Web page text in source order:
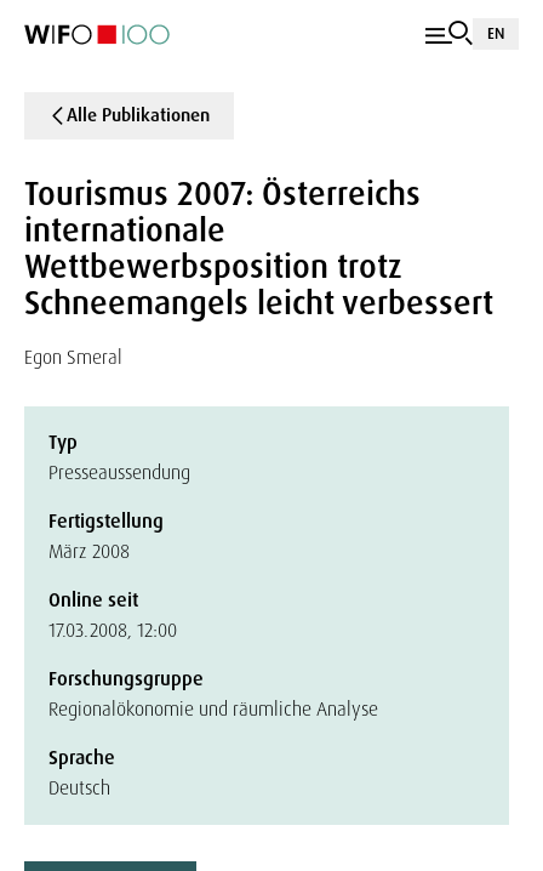
EN
Alle Publikationen
Tourismus 2007: Österreichs
internationale
Wettbewerbsposition trotz
Schneemangels leicht verbessert
Egon Smeral
Typ
Presseaussendung
Fertigstellung
März 2008
Online seit
17.03.2008, 12:00
Forschungsgruppe
Regionalökonomie und räumliche Analyse
Sprache
Deutsch